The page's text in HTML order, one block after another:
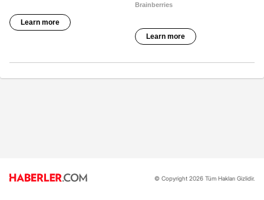
© Copyright 2026 Tüm Hakları Gizlidir.